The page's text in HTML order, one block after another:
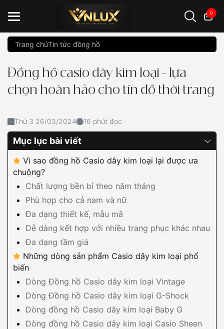
0
Đồng hồ casio đồng hồ G-Shock đồng hồ Orient ...
Trang chủTin tức đồng hồ
Đồng hồ casio dây kim loại - lựa
chọn hoàn hảo cho tín đồ thời trang
Thứ 3 26/03/2024 16 phút đọc
Mục lục bài viết
Vì sao đồng hồ Casio dây kim loại lại được ưa
chuộng?
Chất lượng bền bỉ theo năm tháng
Phù hợp cho cả nam và nữ
Đa dạng thiết kế, mẫu mã
Dễ dàng kết hợp với nhiều trang phục khác nhau
Đa dạng tầm giá
Những dòng sản phẩm Casio dây kim loại phổ
biến
Dòng Đồng hồ Casio dây kim loại Vintage
Dòng Đồng hồ Casio dây kim loại G-Shock
Dòng đồng hồ Casio dây kim loại Baby G
Dòng đồng hồ Casio dây kim loại Casio Sheen